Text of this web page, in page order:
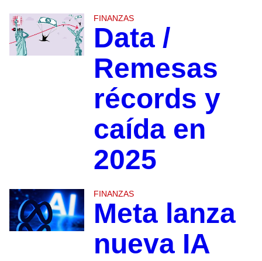
FINANZAS
Data /
Remesas
récords y
caída en
2025
FINANZAS
Meta lanza
nueva IA